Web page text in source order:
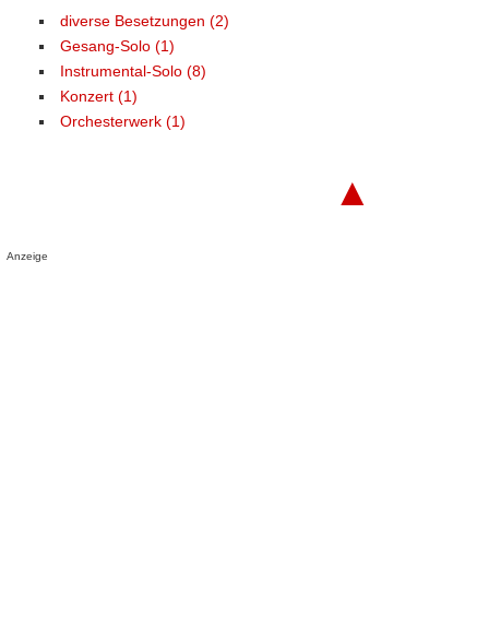
diverse Besetzungen (2)
Gesang-Solo (1)
Instrumental-Solo (8)
Konzert (1)
Orchesterwerk (1)
▲
Anzeige